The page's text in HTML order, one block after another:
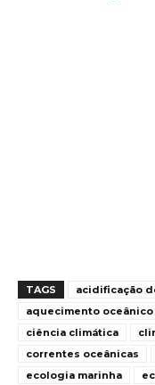
TAGS acidificação
aquecimento oceânico
ciência climática
correntes oceânicas
ecologia marinha